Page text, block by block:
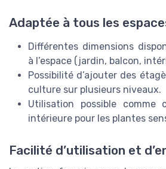
Adaptée à tous les
Différentes dimensions
à l’espace (jardin, balcon,
Possibilité d’ajouter des
culture sur plusieurs niveaux.
Utilisation possible comme
intérieure pour les plantes
Facilité d’utilisation et